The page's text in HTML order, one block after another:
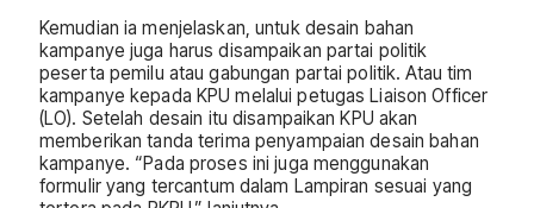
Kemudian ia menjelaskan, untuk desain bahan
kampanye juga harus disampaikan partai politik
peserta pemilu atau gabungan partai politik. Atau tim
kampanye kepada KPU melalui petugas Liaison Officer
(LO). Setelah desain itu disampaikan KPU akan
memberikan tanda terima penyampaian desain bahan
kampanye. “Pada proses ini juga menggunakan
formulir yang tercantum dalam Lampiran sesuai yang